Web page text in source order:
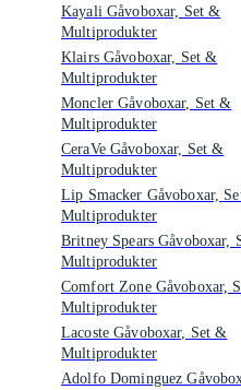
Kayali Gåvoboxar, Set &
Multiprodukter
Klairs Gåvoboxar, Set &
Multiprodukter
Moncler Gåvoboxar, Set &
Multiprodukter
CeraVe Gåvoboxar, Set &
Multiprodukter
Lip Smacker Gåvoboxar,
Multiprodukter
Britney Spears Gåvoboxar,
Multiprodukter
Comfort Zone Gåvoboxar,
Multiprodukter
Lacoste Gåvoboxar, Set &
Multiprodukter
Adolfo Dominguez